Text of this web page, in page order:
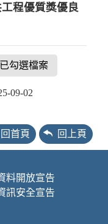
程優質獎優良
勾選檔案
09-02
回首頁 回上頁
料開放宣告
訊安全宣告